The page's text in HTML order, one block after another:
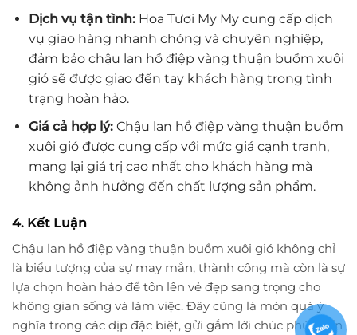
Dịch vụ tận tình:Hoa Tươi My My cung cấp dịch
vụ giao hàng nhanh chóng và chuyên nghiệp,
đảm bảo chậu lan hồ điệp vàng thuận buồm xuôi
gió sẽ được giao đến tay khách hàng trong tình
trạng hoàn hảo.
Giá cả hợp lý:Chậu lan hồ điệp vàng thuận buồm
xuôi gió được cung cấp với mức giá cạnh tranh,
mang lại giá trị cao nhất cho khách hàng mà
không ảnh hưởng đến chất lượng sản phẩm.
4. Kết Luận
Chậu lan hồ điệp vàng thuận buồm xuôi gió không chỉ
là biểu tượng của sự may mắn, thành công mà còn là sự
lựa chọn hoàn hảo để tôn lên vẻ đẹp sang trọng cho
không gian sống và làm việc. Đây cũng là món quà ý
nghĩa trong các dịp đặc biệt, gửi gắm lời chúc phúc đến